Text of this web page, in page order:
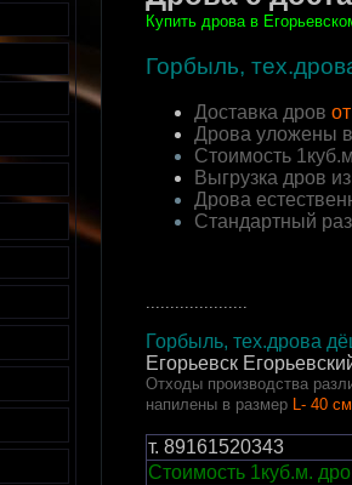
Купить дрова в
Горбыль,
Доставка дров
Дрова уложены
Стоимость
Выгрузка дров
Дрова
Стандартный
.....................
Горбыль, тех.дрова
Егорьевск
Отходы производства
напилены в размер L- 40
т. 89161520343
Стоимость 1куб.м.